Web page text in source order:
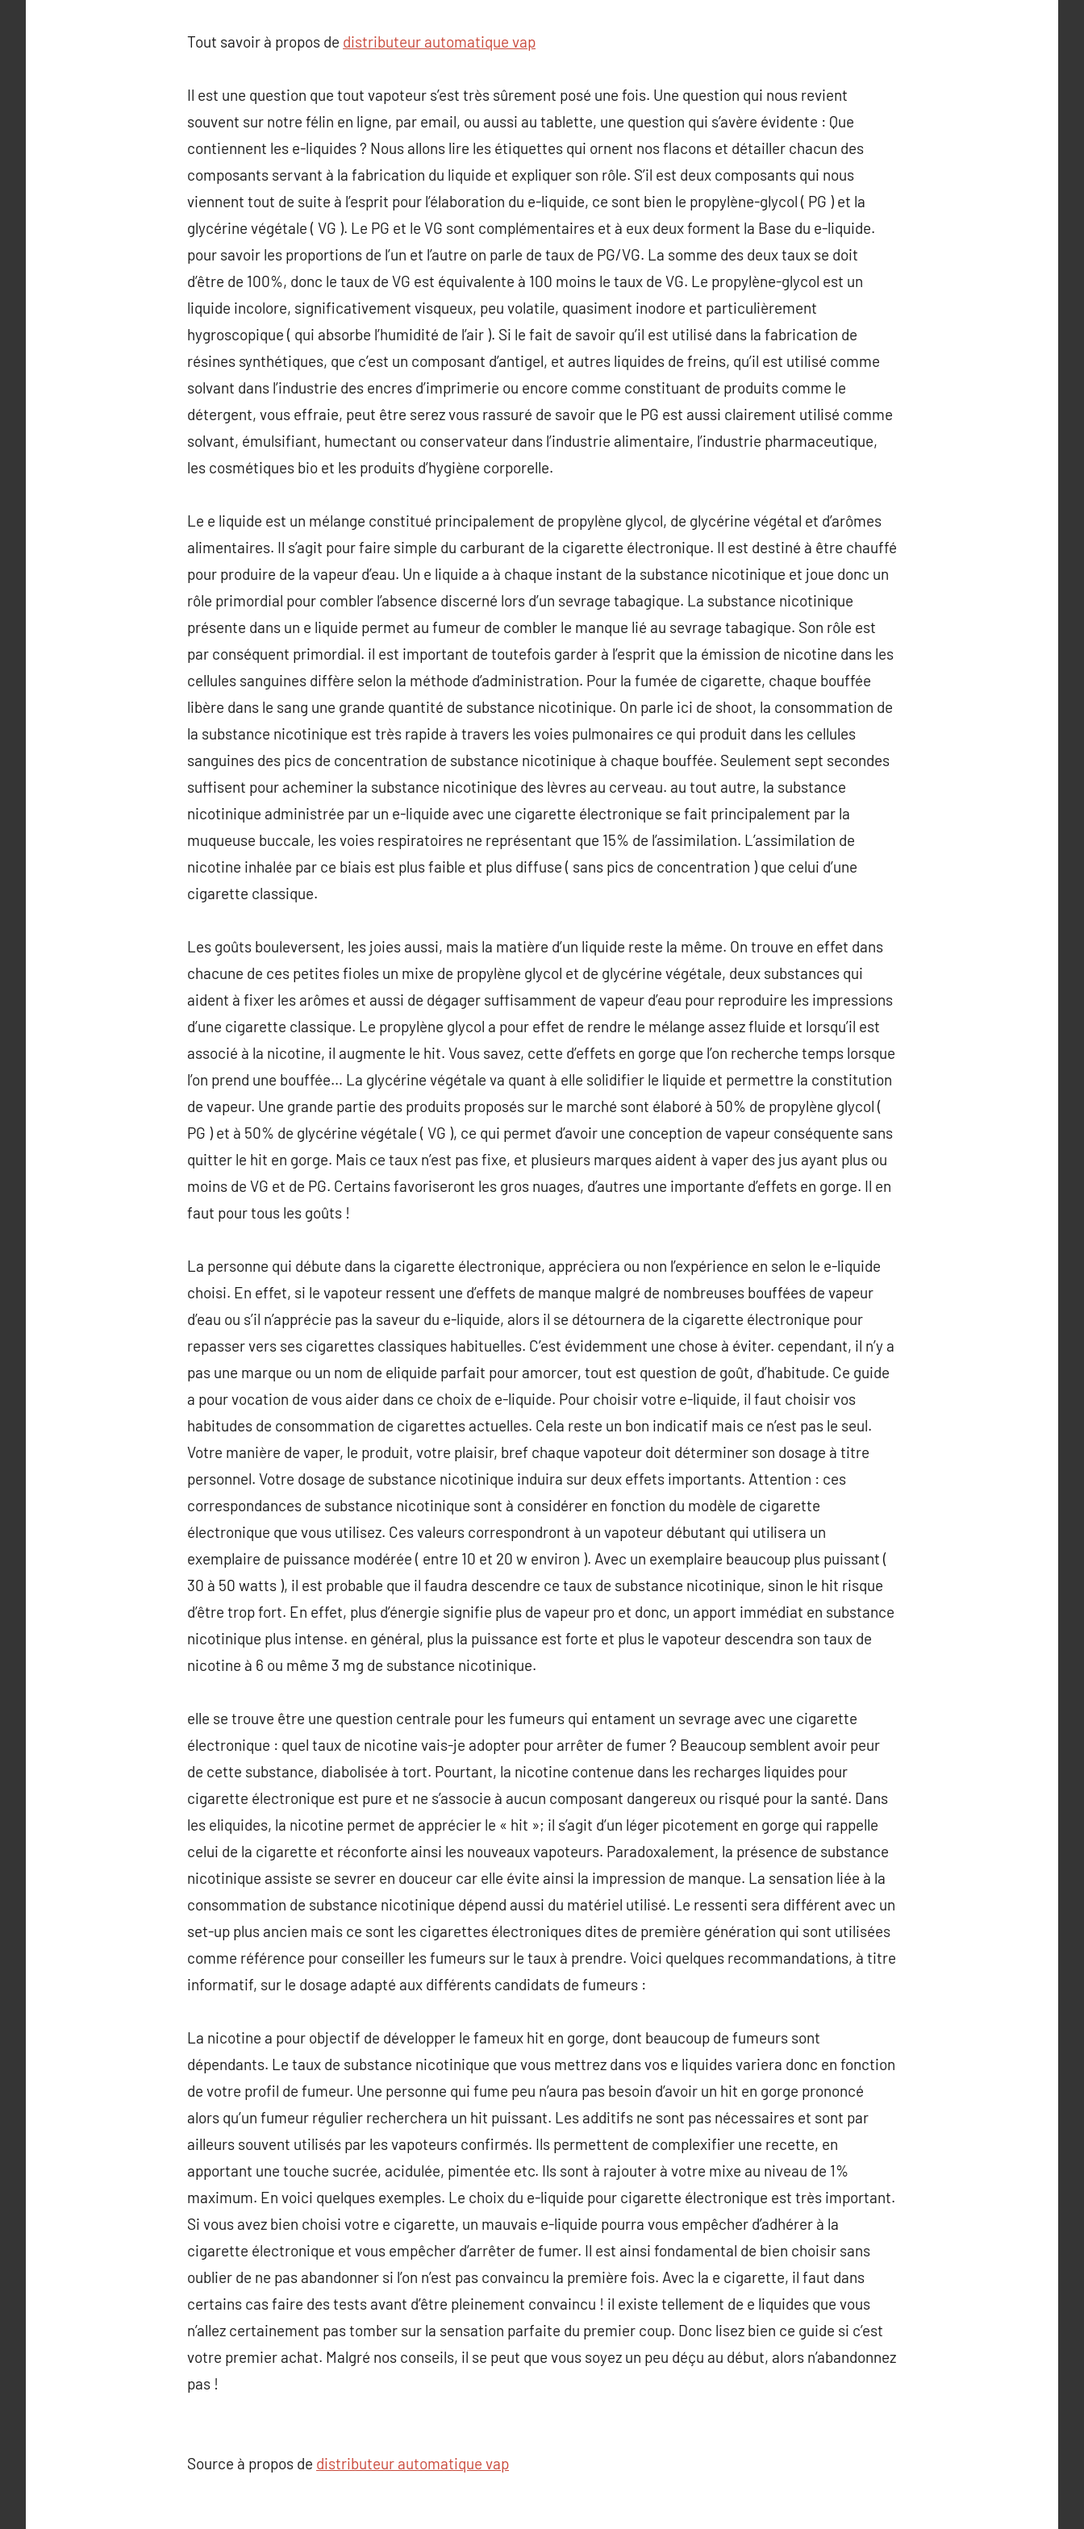
Tout savoir à propos de distributeur automatique vap
Il est une question que tout vapoteur s’est très sûrement posé une fois. Une question qui nous revient
souvent sur notre félin en ligne, par email, ou aussi au tablette, une question qui s’avère évidente : Que
contiennent les e-liquides ? Nous allons lire les étiquettes qui ornent nos flacons et détailler chacun des
composants servant à la fabrication du liquide et expliquer son rôle. S’il est deux composants qui nous
viennent tout de suite à l’esprit pour l’élaboration du e-liquide, ce sont bien le propylène-glycol ( PG ) et la
glycérine végétale ( VG ). Le PG et le VG sont complémentaires et à eux deux forment la Base du e-liquide.
pour savoir les proportions de l’un et l’autre on parle de taux de PG/VG. La somme des deux taux se doit
d’être de 100%, donc le taux de VG est équivalente à 100 moins le taux de VG. Le propylène-glycol est un
liquide incolore, significativement visqueux, peu volatile, quasiment inodore et particulièrement
hygroscopique ( qui absorbe l’humidité de l’air ). Si le fait de savoir qu’il est utilisé dans la fabrication de
résines synthétiques, que c’est un composant d’antigel, et autres liquides de freins, qu’il est utilisé comme
solvant dans l’industrie des encres d’imprimerie ou encore comme constituant de produits comme le
détergent, vous effraie, peut être serez vous rassuré de savoir que le PG est aussi clairement utilisé comme
solvant, émulsifiant, humectant ou conservateur dans l’industrie alimentaire, l’industrie pharmaceutique,
les cosmétiques bio et les produits d’hygiène corporelle.
Le e liquide est un mélange constitué principalement de propylène glycol, de glycérine végétal et d’arômes
alimentaires. Il s’agit pour faire simple du carburant de la cigarette électronique. Il est destiné à être chauffé
pour produire de la vapeur d’eau. Un e liquide a à chaque instant de la substance nicotinique et joue donc un
rôle primordial pour combler l’absence discerné lors d’un sevrage tabagique. La substance nicotinique
présente dans un e liquide permet au fumeur de combler le manque lié au sevrage tabagique. Son rôle est
par conséquent primordial. il est important de toutefois garder à l’esprit que la émission de nicotine dans les
cellules sanguines diffère selon la méthode d’administration. Pour la fumée de cigarette, chaque bouffée
libère dans le sang une grande quantité de substance nicotinique. On parle ici de shoot, la consommation de
la substance nicotinique est très rapide à travers les voies pulmonaires ce qui produit dans les cellules
sanguines des pics de concentration de substance nicotinique à chaque bouffée. Seulement sept secondes
suffisent pour acheminer la substance nicotinique des lèvres au cerveau. au tout autre, la substance
nicotinique administrée par un e-liquide avec une cigarette électronique se fait principalement par la
muqueuse buccale, les voies respiratoires ne représentant que 15% de l’assimilation. L’assimilation de
nicotine inhalée par ce biais est plus faible et plus diffuse ( sans pics de concentration ) que celui d’une
cigarette classique.
Les goûts bouleversent, les joies aussi, mais la matière d’un liquide reste la même. On trouve en effet dans
chacune de ces petites fioles un mixe de propylène glycol et de glycérine végétale, deux substances qui
aident à fixer les arômes et aussi de dégager suffisamment de vapeur d’eau pour reproduire les impressions
d’une cigarette classique. Le propylène glycol a pour effet de rendre le mélange assez fluide et lorsqu’il est
associé à la nicotine, il augmente le hit. Vous savez, cette d’effets en gorge que l’on recherche temps lorsque
l’on prend une bouffée… La glycérine végétale va quant à elle solidifier le liquide et permettre la constitution
de vapeur. Une grande partie des produits proposés sur le marché sont élaboré à 50% de propylène glycol (
PG ) et à 50% de glycérine végétale ( VG ), ce qui permet d’avoir une conception de vapeur conséquente sans
quitter le hit en gorge. Mais ce taux n’est pas fixe, et plusieurs marques aident à vaper des jus ayant plus ou
moins de VG et de PG. Certains favoriseront les gros nuages, d’autres une importante d’effets en gorge. Il en
faut pour tous les goûts !
La personne qui débute dans la cigarette électronique, appréciera ou non l’expérience en selon le e-liquide
choisi. En effet, si le vapoteur ressent une d’effets de manque malgré de nombreuses bouffées de vapeur
d’eau ou s’il n’apprécie pas la saveur du e-liquide, alors il se détournera de la cigarette électronique pour
repasser vers ses cigarettes classiques habituelles. C’est évidemment une chose à éviter. cependant, il n’y a
pas une marque ou un nom de eliquide parfait pour amorcer, tout est question de goût, d’habitude. Ce guide
a pour vocation de vous aider dans ce choix de e-liquide. Pour choisir votre e-liquide, il faut choisir vos
habitudes de consommation de cigarettes actuelles. Cela reste un bon indicatif mais ce n’est pas le seul.
Votre manière de vaper, le produit, votre plaisir, bref chaque vapoteur doit déterminer son dosage à titre
personnel. Votre dosage de substance nicotinique induira sur deux effets importants. Attention : ces
correspondances de substance nicotinique sont à considérer en fonction du modèle de cigarette
électronique que vous utilisez. Ces valeurs correspondront à un vapoteur débutant qui utilisera un
exemplaire de puissance modérée ( entre 10 et 20 w environ ). Avec un exemplaire beaucoup plus puissant (
30 à 50 watts ), il est probable que il faudra descendre ce taux de substance nicotinique, sinon le hit risque
d’être trop fort. En effet, plus d’énergie signifie plus de vapeur pro et donc, un apport immédiat en substance
nicotinique plus intense. en général, plus la puissance est forte et plus le vapoteur descendra son taux de
nicotine à 6 ou même 3 mg de substance nicotinique.
elle se trouve être une question centrale pour les fumeurs qui entament un sevrage avec une cigarette
électronique : quel taux de nicotine vais-je adopter pour arrêter de fumer ? Beaucoup semblent avoir peur
de cette substance, diabolisée à tort. Pourtant, la nicotine contenue dans les recharges liquides pour
cigarette électronique est pure et ne s’associe à aucun composant dangereux ou risqué pour la santé. Dans
les eliquides, la nicotine permet de apprécier le « hit »; il s’agit d’un léger picotement en gorge qui rappelle
celui de la cigarette et réconforte ainsi les nouveaux vapoteurs. Paradoxalement, la présence de substance
nicotinique assiste se sevrer en douceur car elle évite ainsi la impression de manque. La sensation liée à la
consommation de substance nicotinique dépend aussi du matériel utilisé. Le ressenti sera différent avec un
set-up plus ancien mais ce sont les cigarettes électroniques dites de première génération qui sont utilisées
comme référence pour conseiller les fumeurs sur le taux à prendre. Voici quelques recommandations, à titre
informatif, sur le dosage adapté aux différents candidats de fumeurs :
La nicotine a pour objectif de développer le fameux hit en gorge, dont beaucoup de fumeurs sont
dépendants. Le taux de substance nicotinique que vous mettrez dans vos e liquides variera donc en fonction
de votre profil de fumeur. Une personne qui fume peu n’aura pas besoin d’avoir un hit en gorge prononcé
alors qu’un fumeur régulier recherchera un hit puissant. Les additifs ne sont pas nécessaires et sont par
ailleurs souvent utilisés par les vapoteurs confirmés. Ils permettent de complexifier une recette, en
apportant une touche sucrée, acidulée, pimentée etc. Ils sont à rajouter à votre mixe au niveau de 1%
maximum. En voici quelques exemples. Le choix du e-liquide pour cigarette électronique est très important.
Si vous avez bien choisi votre e cigarette, un mauvais e-liquide pourra vous empêcher d’adhérer à la
cigarette électronique et vous empêcher d’arrêter de fumer. Il est ainsi fondamental de bien choisir sans
oublier de ne pas abandonner si l’on n’est pas convaincu la première fois. Avec la e cigarette, il faut dans
certains cas faire des tests avant d’être pleinement convaincu ! il existe tellement de e liquides que vous
n’allez certainement pas tomber sur la sensation parfaite du premier coup. Donc lisez bien ce guide si c’est
votre premier achat. Malgré nos conseils, il se peut que vous soyez un peu déçu au début, alors n’abandonnez
pas !
Source à propos de distributeur automatique vap